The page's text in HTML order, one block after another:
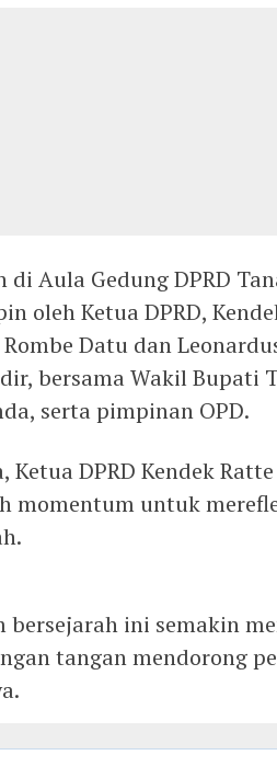
Aula Gedung DPRD
oleh Ketua DPRD,
Datu dan
bersama Wakil Bupati
serta pimpinan OPD.
Ketua DPRD Kendek
momentum untuk
bersejarah ini semakin
tangan mendorong